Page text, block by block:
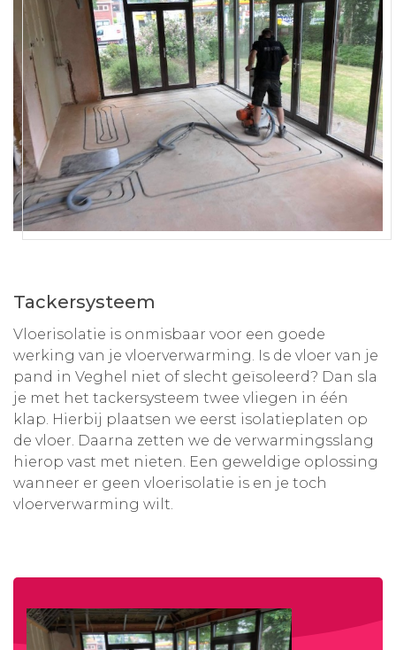
Tackersysteem
Vloerisolatie is onmisbaar voor een goede
werking van je vloerverwarming. Is de vloer van je
pand in Veghel niet of slecht geïsoleerd? Dan sla
je met het tackersysteem twee vliegen in één
klap. Hierbij plaatsen we eerst isolatieplaten op
de vloer. Daarna zetten we de verwarmingsslang
hierop vast met nieten. Een geweldige oplossing
wanneer er geen vloerisolatie is en je toch
vloerverwarming wilt.